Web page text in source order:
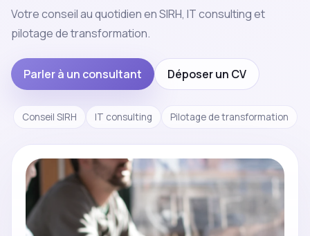
Votre conseil au quotidien en SIRH, IT consulting et
pilotage de transformation.
Parler à un consultant Déposer un CV
Conseil SIRH IT consulting Pilotage de transformation